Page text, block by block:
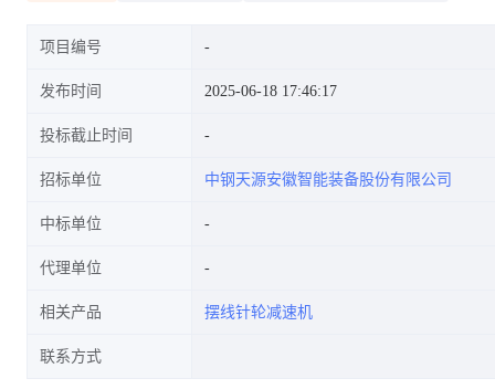
项目编号
发布时间 2025-06-18 17:46:17
投标截止时间
招标单位 中钢天源安徽智能装备股份有限公司
中标单位
代理单位
相关产品 摆线针轮减速机
联系方式